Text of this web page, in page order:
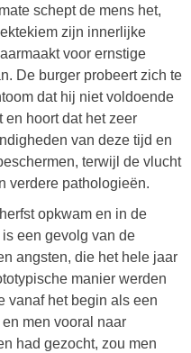
schept de mens het,
zijn innerlijke
voor ernstige
De burger probeert zich te
dat hij niet voldoende
en hoort dat het zeer
van deze tijd en
terwijl de vlucht
verdere pathologieën.
opkwam en in de
een gevolg van de
angsten, die het hele jaar
manier werden
vanaf het begin als een
men vooral naar
had gezocht, zou men